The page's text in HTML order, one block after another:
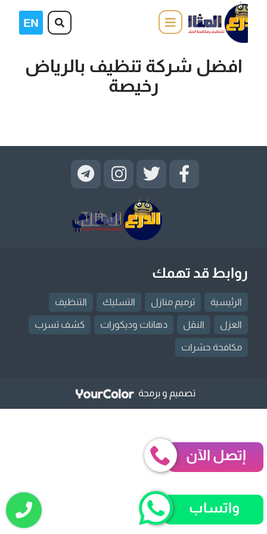
افضل شركة تنظيف بالرياض
رخيصة
روابط قد تهمك
الرئيسية ترميم منازل التسليك التنظيف
العزل النقل دهانات وديكورات كشف تسرب
مكافحة حشرات
تصميم و برمجة
إتصل الآن
واتساب